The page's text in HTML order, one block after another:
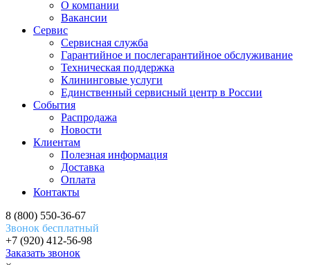
О компании
Вакансии
Сервис
Сервисная служба
Гарантийное и послегарантийное обслуживание
Техническая поддержка
Клининговые услуги
Единственный сервисный центр в России
События
Распродажа
Новости
Клиентам
Полезная информация
Доставка
Оплата
Контакты
8 (800) 550-36-67
Звонок бесплатный
+7 (920) 412-56-98
Заказать звонок